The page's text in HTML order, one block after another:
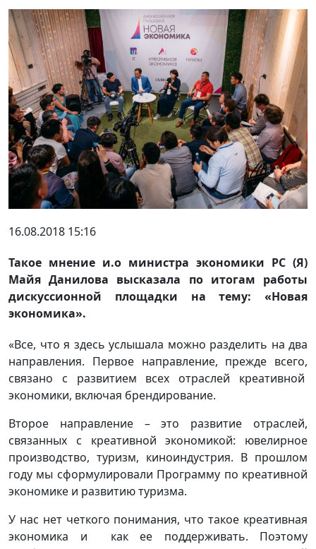
16.08.2018 15:16
Такое мнение и.о министра экономики РС (Я)
Майя Данилова высказала по итогам работы
дискуссионной площадки на тему: «Новая
экономика».
«Все, что я здесь услышала можно разделить на два
направления. Первое направление, прежде всего,
связано с развитием всех отраслей креативной
экономики, включая брендирование.
Второе направление – это развитие отраслей,
связанных с креативной экономикой: ювелирное
производство, туризм, киноиндустрия. В прошлом
году мы сформулировали Программу по креативной
экономике и развитию туризма.
У нас нет четкого понимания, что такое креативная
экономика и как ее поддерживать. Поэтому